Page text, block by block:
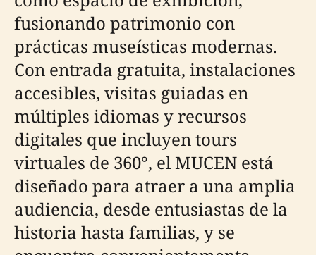
fusionando patrimonio con
prácticas museísticas modernas.
Con entrada gratuita, instalaciones
accesibles, visitas guiadas en
múltiples idiomas y recursos
digitales que incluyen tours
virtuales de 360°, el MUCEN está
diseñado para atraer a una amplia
audiencia, desde entusiastas de la
historia hasta familias, y se